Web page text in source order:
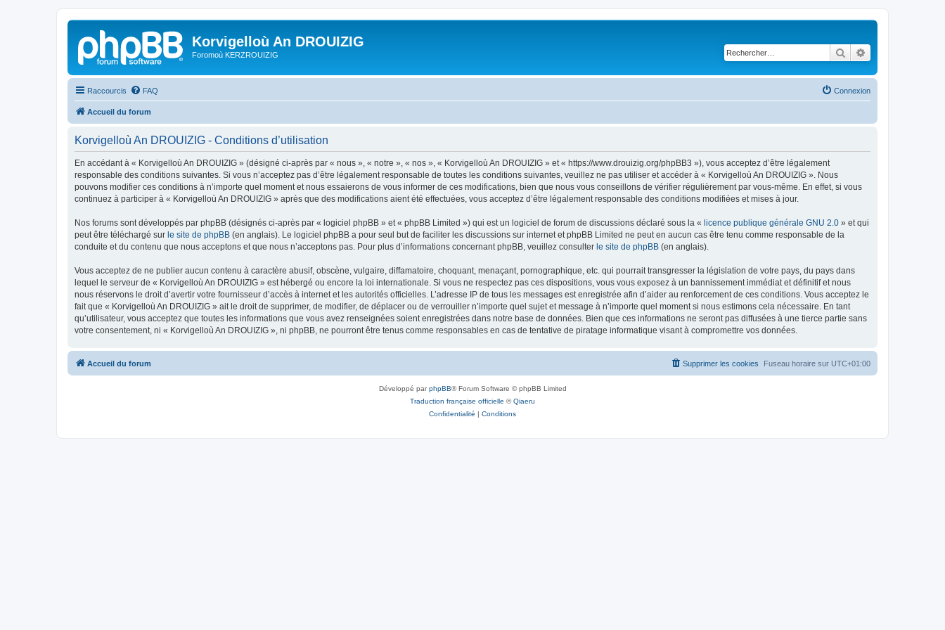
Korvigelloù An DROUIZIG
Foromoù KERZROUIZIG Rechercher
Raccourcis FAQ Connexion
Accueil du forum
Korvigelloù An DROUIZIG - Conditions d’utilisation
En accédant à « Korvigelloù An DROUIZIG » (désigné ci-après par « nous », « notre », « nos », « Korvigelloù An DROUIZIG » et « https://www.drouizig.org/phpBB3 »), vous acceptez d’être légalement
responsable des conditions suivantes. Si vous n’acceptez pas d’être légalement responsable de toutes les conditions suivantes, veuillez ne pas utiliser et accéder à « Korvigelloù An DROUIZIG ». Nous
pouvons modifier ces conditions à n’importe quel moment et nous essaierons de vous informer de ces modifications, bien que nous vous conseillons de vérifier régulièrement par vous-même. En effet, si vous
continuez à participer à « Korvigelloù An DROUIZIG » après que des modifications aient été effectuées, vous acceptez d’être légalement responsable des conditions modifiées et mises à jour.
Nos forums sont développés par phpBB (désignés ci-après par « logiciel phpBB » et « phpBB Limited ») qui est un logiciel de forum de discussions déclaré sous la « licence publique générale GNU 2.0 » et qui
peut être téléchargé sur le site de phpBB (en anglais). Le logiciel phpBB a pour seul but de faciliter les discussions sur internet et phpBB Limited ne peut en aucun cas être tenu comme responsable de la
conduite et du contenu que nous acceptons et que nous n’acceptons pas. Pour plus d’informations concernant phpBB, veuillez consulter le site de phpBB (en anglais).
Vous acceptez de ne publier aucun contenu à caractère abusif, obscène, vulgaire, diffamatoire, choquant, menaçant, pornographique, etc. qui pourrait transgresser la législation de votre pays, du pays dans
lequel le serveur de « Korvigelloù An DROUIZIG » est hébergé ou encore la loi internationale. Si vous ne respectez pas ces dispositions, vous vous exposez à un bannissement immédiat et définitif et nous
nous réservons le droit d’avertir votre fournisseur d’accès à internet et les autorités officielles. L’adresse IP de tous les messages est enregistrée afin d’aider au renforcement de ces conditions. Vous acceptez le
fait que « Korvigelloù An DROUIZIG » ait le droit de supprimer, de modifier, de déplacer ou de verrouiller n’importe quel sujet et message à n’importe quel moment si nous estimons cela nécessaire. En tant
qu’utilisateur, vous acceptez que toutes les informations que vous avez renseignées soient enregistrées dans notre base de données. Bien que ces informations ne seront pas diffusées à une tierce partie sans
votre consentement, ni « Korvigelloù An DROUIZIG », ni phpBB, ne pourront être tenus comme responsables en cas de tentative de piratage informatique visant à compromettre vos données.
Accueil du forum Fuseau horaire sur UTC+01:00
Supprimer les cookies
Développé parphpBB® Forum Software © phpBB Limited
Traduction française officielle ©Qiaeru
Confidentialité | Conditions